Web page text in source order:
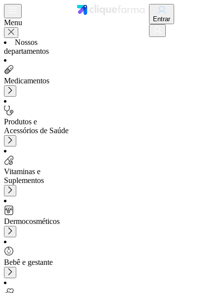
Menu
Nossos
departamentos
Medicamentos
Produtos e
Acessórios de Saúde
Vitaminas e
Suplementos
Dermocosméticos
Bebê e gestante
Entrar